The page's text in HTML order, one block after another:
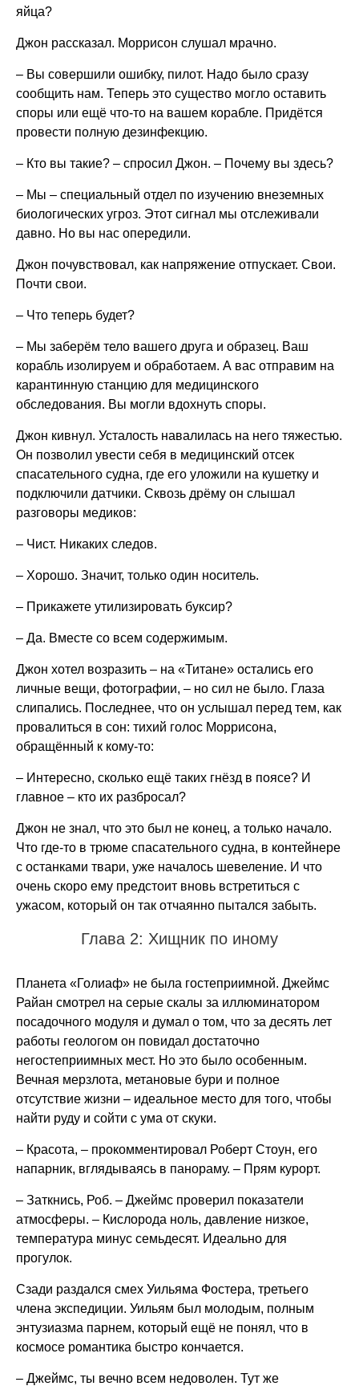
яйца?
Джон рассказал. Моррисон слушал мрачно.
– Вы совершили ошибку, пилот. Надо было сразу
сообщить нам. Теперь это существо могло оставить
споры или ещё что-то на вашем корабле. Придётся
провести полную дезинфекцию.
– Кто вы такие? – спросил Джон. – Почему вы здесь?
– Мы – специальный отдел по изучению внеземных
биологических угроз. Этот сигнал мы отслеживали
давно. Но вы нас опередили.
Джон почувствовал, как напряжение отпускает. Свои.
Почти свои.
– Что теперь будет?
– Мы заберём тело вашего друга и образец. Ваш
корабль изолируем и обработаем. А вас отправим на
карантинную станцию для медицинского
обследования. Вы могли вдохнуть споры.
Джон кивнул. Усталость навалилась на него тяжестью.
Он позволил увести себя в медицинский отсек
спасательного судна, где его уложили на кушетку и
подключили датчики. Сквозь дрёму он слышал
разговоры медиков:
– Чист. Никаких следов.
– Хорошо. Значит, только один носитель.
– Прикажете утилизировать буксир?
– Да. Вместе со всем содержимым.
Джон хотел возразить – на «Титане» остались его
личные вещи, фотографии, – но сил не было. Глаза
слипались. Последнее, что он услышал перед тем, как
провалиться в сон: тихий голос Моррисона,
обращённый к кому-то:
– Интересно, сколько ещё таких гнёзд в поясе? И
главное – кто их разбросал?
Джон не знал, что это был не конец, а только начало.
Что где-то в трюме спасательного судна, в контейнере
с останками твари, уже началось шевеление. И что
очень скоро ему предстоит вновь встретиться с
ужасом, который он так отчаянно пытался забыть.
Глава 2: Хищник по иному
Планета «Голиаф» не была гостеприимной. Джеймс
Райан смотрел на серые скалы за иллюминатором
посадочного модуля и думал о том, что за десять лет
работы геологом он повидал достаточно
негостеприимных мест. Но это было особенным.
Вечная мерзлота, метановые бури и полное
отсутствие жизни – идеальное место для того, чтобы
найти руду и сойти с ума от скуки.
– Красота, – прокомментировал Роберт Стоун, его
напарник, вглядываясь в панораму. – Прям курорт.
– Заткнись, Роб. – Джеймс проверил показатели
атмосферы. – Кислорода ноль, давление низкое,
температура минус семьдесят. Идеально для
прогулок.
Сзади раздался смех Уильяма Фостера, третьего
члена экспедиции. Уильям был молодым, полным
энтузиазма парнем, который ещё не понял, что в
космосе романтика быстро кончается.
– Джеймс, ты вечно всем недоволен. Тут же